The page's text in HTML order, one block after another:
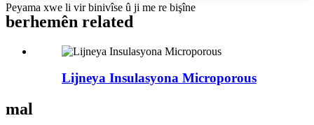
Peyama xwe li vir binivîse û ji me re bişîne
berhemên related
Lijneya Insulasyona Microporous
mal